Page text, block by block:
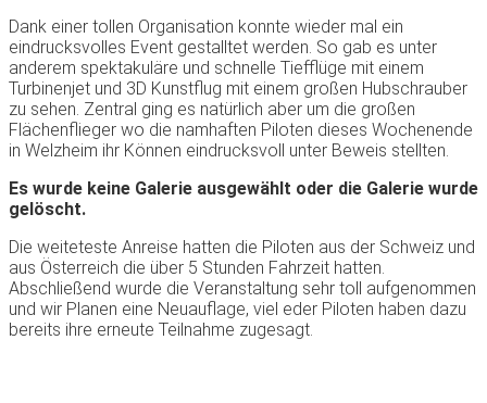
Dank einer tollen Organisation konnte wieder mal ein
eindrucksvolles Event gestalltet werden. So gab es unter
anderem spektakuläre und schnelle Tiefflüge mit einem
Turbinenjet und 3D Kunstflug mit einem großen Hubschrauber
zu sehen. Zentral ging es natürlich aber um die großen
Flächenflieger wo die namhaften Piloten dieses Wochenende
in Welzheim ihr Können eindrucksvoll unter Beweis stellten.
Es wurde keine Galerie ausgewählt oder die Galerie wurde
gelöscht.
Die weiteteste Anreise hatten die Piloten aus der Schweiz und
aus Österreich die über 5 Stunden Fahrzeit hatten.
Abschließend wurde die Veranstaltung sehr toll aufgenommen
und wir Planen eine Neuauflage, viel eder Piloten haben dazu
bereits ihre erneute Teilnahme zugesagt.